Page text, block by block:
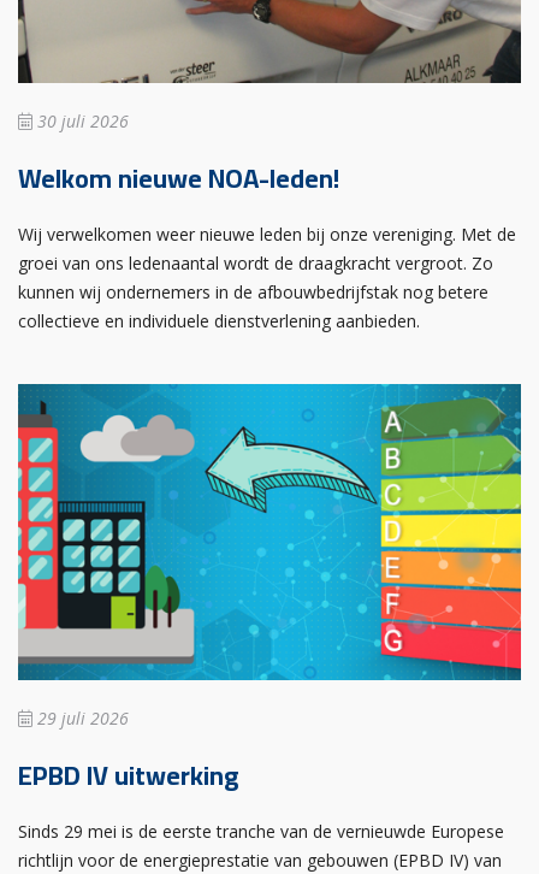
30 juli 2026
Welkom nieuwe NOA-leden!
Wij verwelkomen weer nieuwe leden bij onze vereniging. Met de
groei van ons ledenaantal wordt de draagkracht vergroot. Zo
kunnen wij ondernemers in de afbouwbedrijfstak nog betere
collectieve en individuele dienstverlening aanbieden.
29 juli 2026
EPBD IV uitwerking
Sinds 29 mei is de eerste tranche van de vernieuwde Europese
richtlijn voor de energieprestatie van gebouwen (EPBD IV) van